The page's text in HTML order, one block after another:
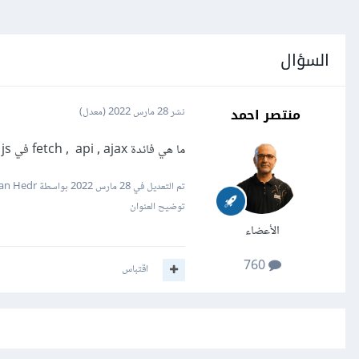
السؤال
منتصر احمد
الأعضاء
760
نشر28 مارس 2022 (معدل)
ما هي فائدة fetch , api , ajax في js
تم التعديل في28 مارس 2022
بواسطة Hassan Hedr
توضيح العنوان
اقتباس